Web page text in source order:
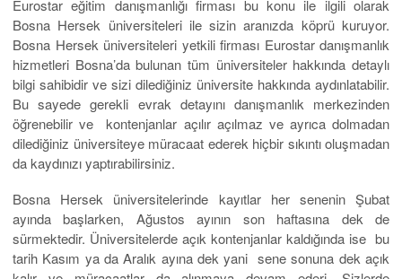
Eurostar eğitim danışmanlığı firması bu konu ile ilgili olarak
Bosna Hersek üniversiteleri ile sizin aranızda köprü kuruyor.
Bosna Hersek üniversiteleri yetkili firması Eurostar danışmanlık
hizmetleri Bosna’da bulunan tüm üniversiteler hakkında detaylı
bilgi sahibidir ve sizi dilediğiniz üniversite hakkında aydınlatabilir.
Bu sayede gerekli evrak detayını danışmanlık merkezinden
öğrenebilir ve kontenjanlar açılır açılmaz ve ayrıca dolmadan
dilediğiniz üniversiteye müracaat ederek hiçbir sıkıntı oluşmadan
da kaydınızı yaptırabilirsiniz.
Bosna Hersek üniversitelerinde kayıtlar her senenin Şubat
ayında başlarken, Ağustos ayının son haftasına dek de
sürmektedir. Üniversitelerde açık kontenjanlar kaldığında ise bu
tarih Kasım ya da Aralık ayına dek yani sene sonuna dek açık